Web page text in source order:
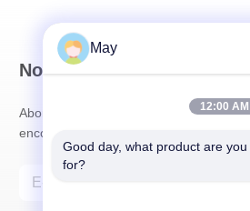
Notre Newsletter
Abonnez-vous à notre newsletter pour
encore.
May
12:00 AM
Good day, what product are you
for?